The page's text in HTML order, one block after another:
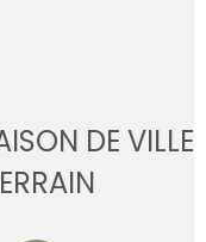
DE VILLE